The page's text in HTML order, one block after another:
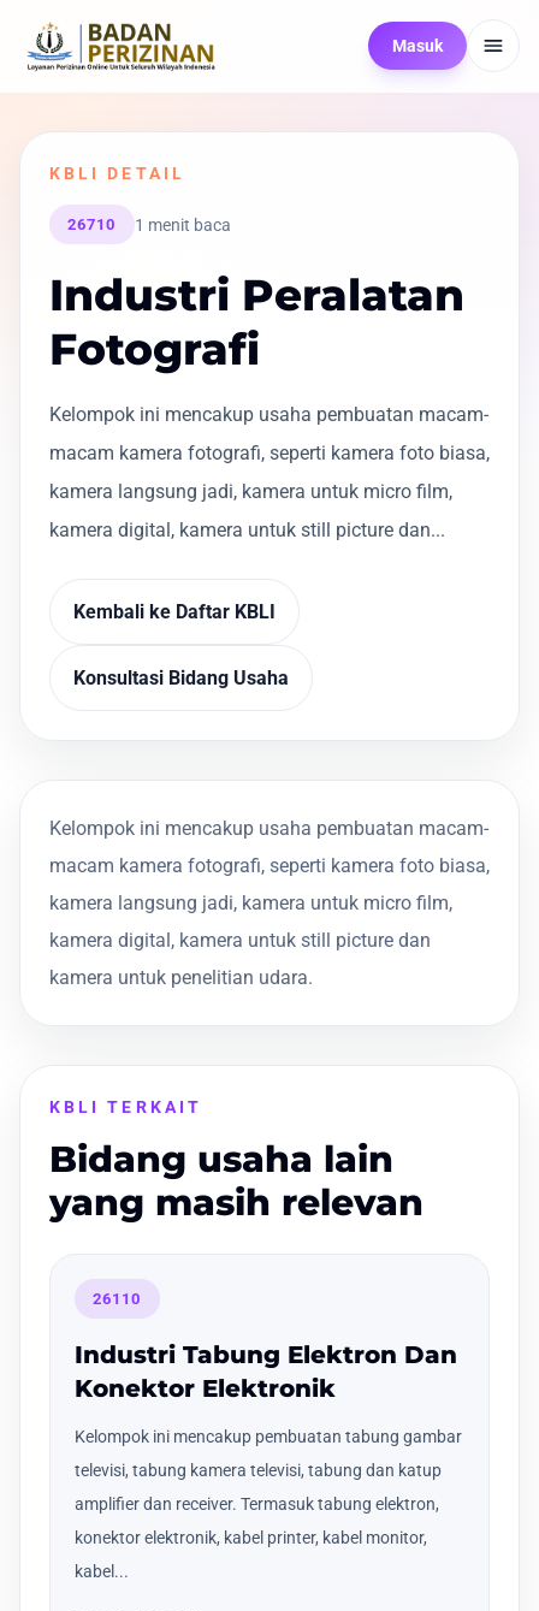
Masuk
KBLI DETAIL
26710 1 menit baca
Industri Peralatan
Fotografi
Kelompok ini mencakup usaha pembuatan macam-
macam kamera fotografi, seperti kamera foto biasa,
kamera langsung jadi, kamera untuk micro film,
kamera digital, kamera untuk still picture dan...
Kembali ke Daftar KBLI
Konsultasi Bidang Usaha
Kelompok ini mencakup usaha pembuatan macam-
macam kamera fotografi, seperti kamera foto biasa,
kamera langsung jadi, kamera untuk micro film,
kamera digital, kamera untuk still picture dan
kamera untuk penelitian udara.
KBLI TERKAIT
Bidang usaha lain
yang masih relevan
26110
Industri Tabung Elektron Dan
Konektor Elektronik
Kelompok ini mencakup pembuatan tabung gambar
televisi, tabung kamera televisi, tabung dan katup
amplifier dan receiver. Termasuk tabung elektron,
konektor elektronik, kabel printer, kabel monitor,
kabel...